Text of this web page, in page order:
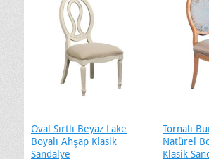
Oval Sırtlı Beyaz Lake
Boyalı Ahşap Klasik
Sandalye
Tornalı
Natürel
Klasik